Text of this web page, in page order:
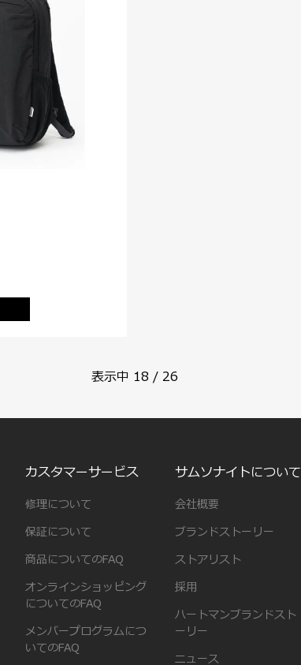
表示中 18 / 26
カスタマーサービス
修理について
保証について
商品についてのFAQ
オンラインショッピング
についてのFAQ
メンバープログラムにつ
いてのFAQ
サムソナイトについて
会社概要
ブランドストーリー
ストアリスト
採用
ハートマンブランドスト
ーリー
ニュース